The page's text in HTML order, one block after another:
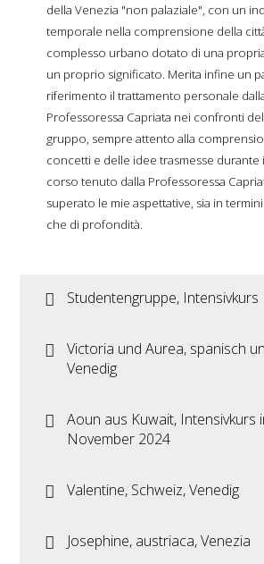
della Venezia "non palaziale", con un
temporale nella comprensione della
complesso urbano dotato di una
un proprio significato. Merita infine un
riferimento il trattamento personale
Professoressa Capriata nei confronti
gruppo, sempre attento alla
concetti e delle idee trasmesse durante
corso tenuto dalla Professoressa
superato le mie aspettative, sia in
che di profondità.
Studentengruppe, Intensivkurs
Victoria und Aurea, spanisch
Venedig
Aoun aus Kuwait, Intensivkurs
November 2024
Valentine, Schweiz, Venedig
Josephine, austriaca, Venezia